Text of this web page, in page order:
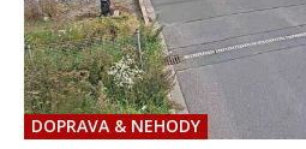
DOPRAVA & NEHODY